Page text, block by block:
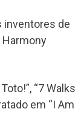
inventores de
Harmony
“7 Walks
em “I Am